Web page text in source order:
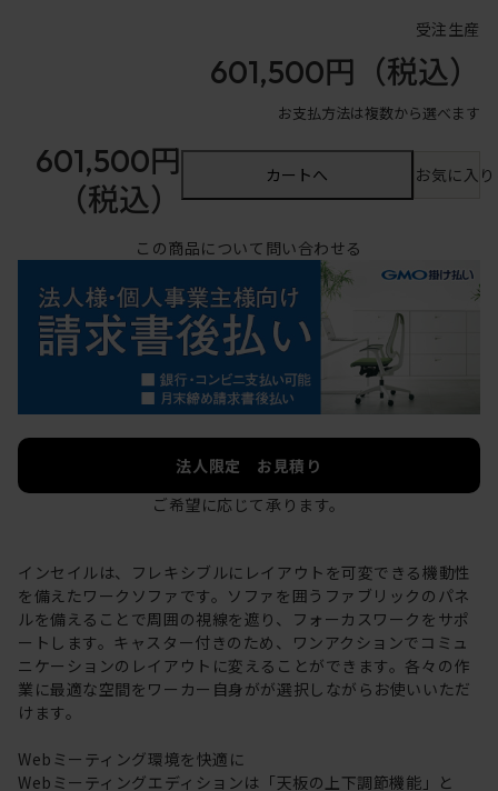
受注生産
601,500円 （税込）
お支払方法は複数から選べます
601,500円
（税込）
カートへ お気に入
この商品について問い合わせる
法人限定 お見積り
ご希望に応じて承ります。
インセイルは、フレキシブルにレイアウトを可変できる機動性
を備えたワークソファです。ソファを囲うファブリックのパネ
ルを備えることで周囲の視線を遮り、フォーカスワークをサポ
ートします。キャスター付きのため、ワンアクションでコミュ
ニケーションのレイアウトに変えることができます。各々の作
業に最適な空間をワーカー自身がが選択しながらお使いいただ
けます。
Webミーティング環境を快適に
Webミーティングエディションは「天板の上下調節機能」と